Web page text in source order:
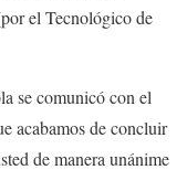
el Tecnológico de
se comunicó con el
acabamos de concluir
de manera unánime